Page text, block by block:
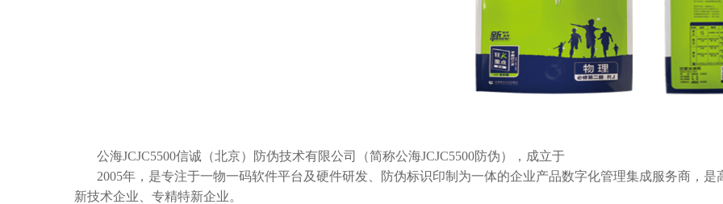
公海JCJC5500信诚（北京）防伪技术有限公司（简称公海JCJC5500防伪），成立于
2005年，是专注于一物一码软件平台及硬件研发、防伪标识印制为一体的企业产品数字化管理集成服务商，是
新技术企业、专精特新企业。